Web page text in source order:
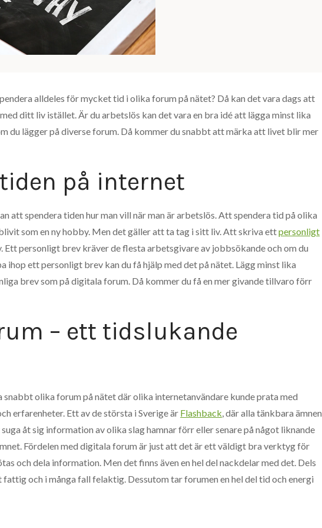
alldeles för mycket tid i olika forum på nätet? Då kan det vara dags att
ditt liv istället. Är du arbetslös kan det vara en bra idé att lägga minst lika
du lägger på diverse forum. Då kommer du snabbt att märka att livet blir mer
på internet
att spendera tiden hur man vill när man är arbetslös. Att spendera tid på olika
som en ny hobby. Men det gäller att ta tag i sitt liv. Att skriva ettpersonligt
personligt brev kräver de flesta arbetsgivare av jobbsökande och om du
ihop ett personligt brev kan du få hjälp med det på nätet. Lägg minst lika
brev som på digitala forum. Då kommer du få en mer givande tillvaro förr
– ett tidslukande
snabbt olika forum på nätet där olika internetanvändare kunde prata med
erfarenheter. Ett av de största i Sverige är Flashback, där alla tänkbara ämnen
åt sig information av olika slag hamnar förr eller senare på något liknande
Fördelen med digitala forum är just att det är ett väldigt bra verktyg för
och dela information. Men det finns även en hel del nackdelar med det. Dels
och i många fall felaktig. Dessutom tar forumen en hel del tid och energi